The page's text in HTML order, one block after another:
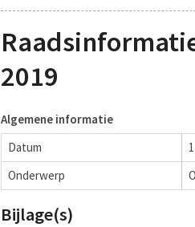
2019
Algemene informatie
Datum
Onderwerp
Bijlage(s)